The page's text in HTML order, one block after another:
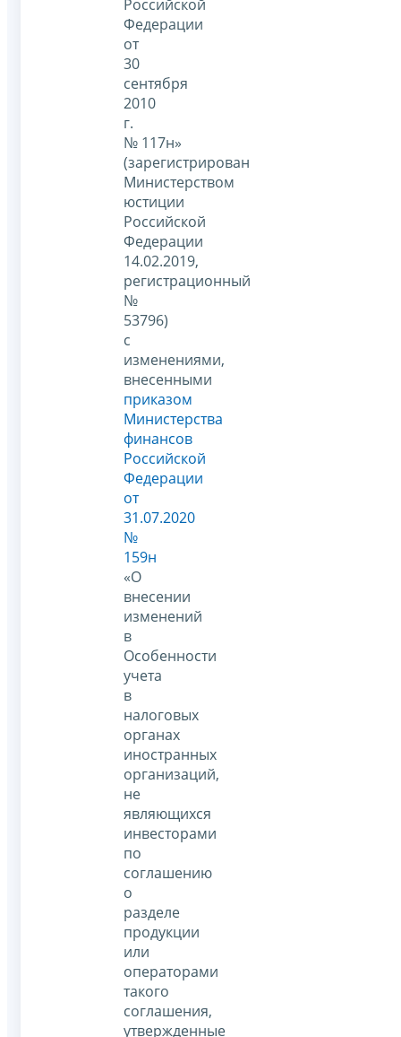
Российской
Федерации
от
30
сентября
2010
г.
№ 117н»
(зарегистрирован
Министерством
юстиции
Российской
Федерации
14.02.2019,
регистрационный
№
53796)
с
изменениями,
внесенными
приказом
Министерства
финансов
Российской
Федерации
от
31.07.2020
№
159н
«О
внесении
изменений
в
Особенности
учета
в
налоговых
органах
иностранных
организаций,
не
являющихся
инвесторами
по
соглашению
о
разделе
продукции
или
операторами
такого
соглашения,
утвержденные